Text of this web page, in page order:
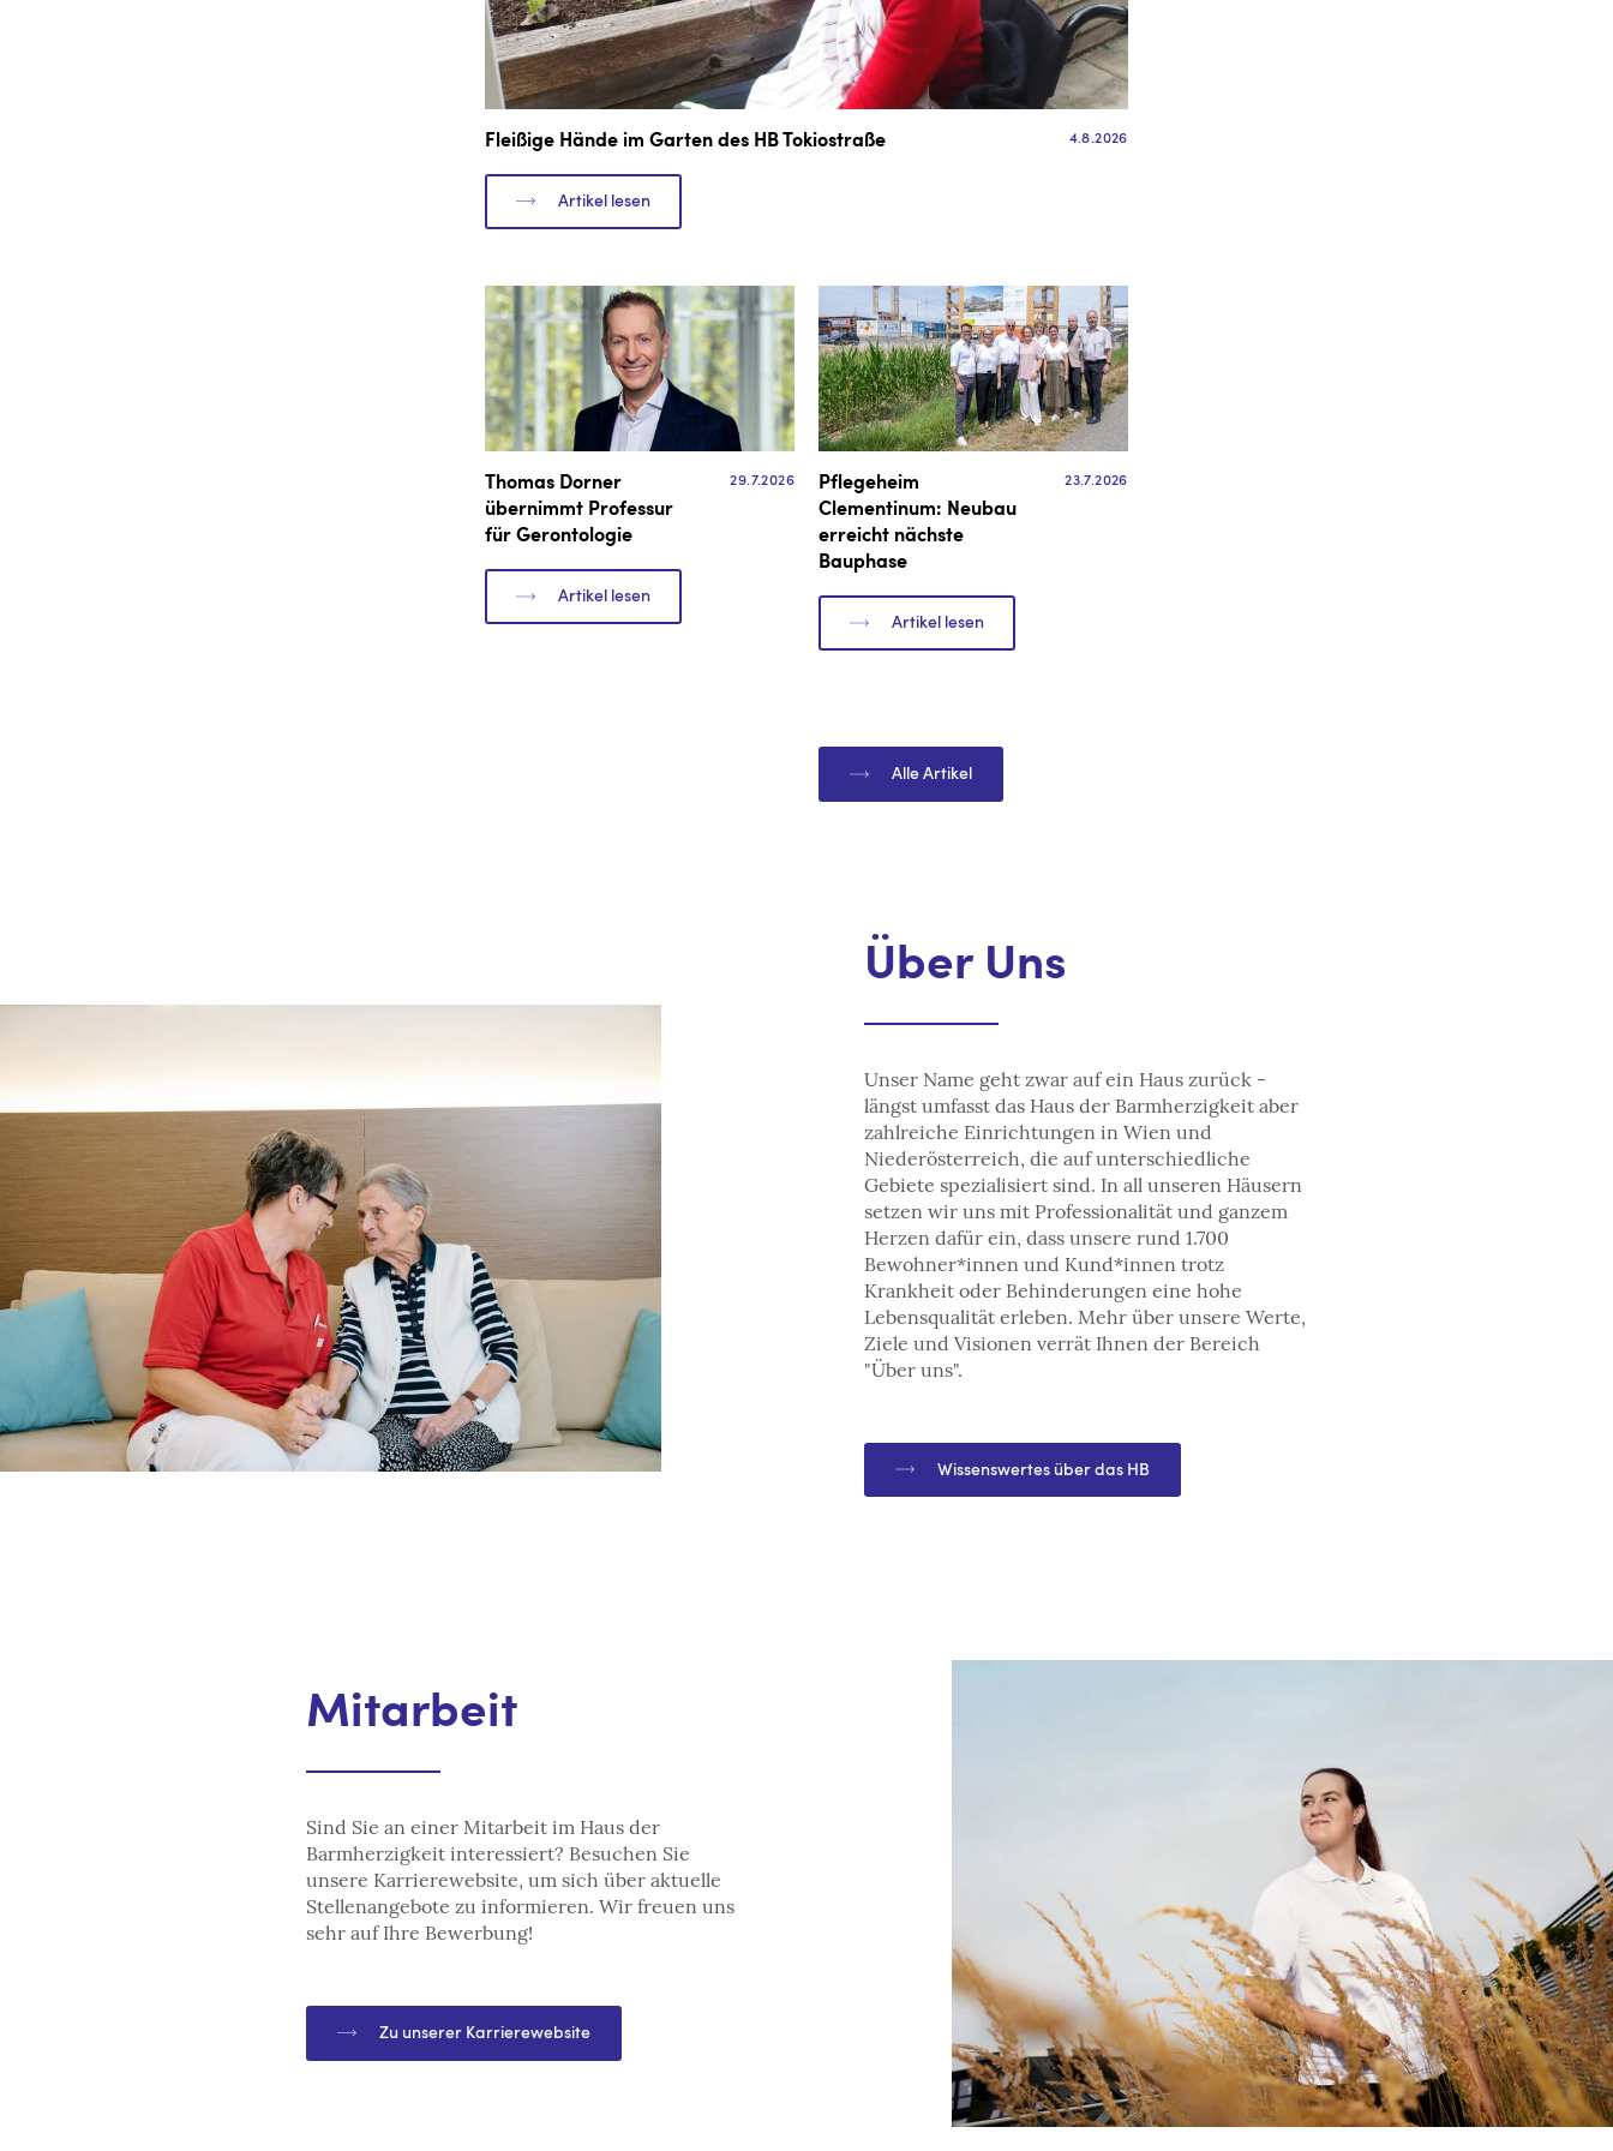
4.8.2026
Fleißige Hände im Garten des HB Tokiostraße
Artikel lesen
29.7.2026
Thomas Dorner
übernimmt Professur
für Gerontologie
Artikel lesen
23.7.2026
Pflegeheim
Clementinum: Neubau
erreicht nächste
Bauphase
Artikel lesen
Alle Artikel
Über Uns
Unser Name geht zwar auf ein Haus zurück -
längst umfasst das Haus der Barmherzigkeit aber
zahlreiche Einrichtungen in Wien und
Niederösterreich, die auf unterschiedliche
Gebiete spezialisiert sind. In all unseren Häusern
setzen wir uns mit Professionalität und ganzem
Herzen dafür ein, dass unsere rund 1.700
Bewohner*innen und Kund*innen trotz
Krankheit oder Behinderungen eine hohe
Lebensqualität erleben. Mehr über unsere Werte,
Ziele und Visionen verrät Ihnen der Bereich
"Über uns".
Wissenswertes über das HB
Mitarbeit
Sind Sie an einer Mitarbeit im Haus der
Barmherzigkeit interessiert? Besuchen Sie
unsere Karrierewebsite, um sich über aktuelle
Stellenangebote zu informieren. Wir freuen uns
sehr auf Ihre Bewerbung!
Zu unserer Karrierewebsite